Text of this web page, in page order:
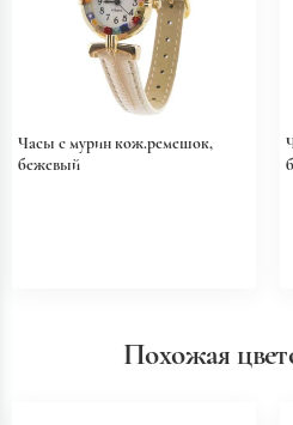
Часы с мурин кож.ремешок,
бежевый
Похожая